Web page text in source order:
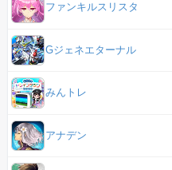
ファンキルスリスタ
Gジェネエターナル
みんトレ
アナデン